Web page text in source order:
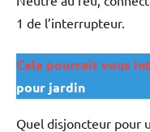
1 de l’interrupteur.
Cela pourrait vous
pour jardin
Quel disjoncteur pour